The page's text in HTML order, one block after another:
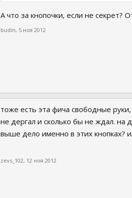
А что за кнопочки, если не секрет?
budin, 5 ноя 2012
тоже есть эта фича свободные
не дергал и сколько бы не ждал. на
выше дело именно в этих кнопках?
zevs_102, 12 ноя 2012